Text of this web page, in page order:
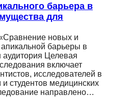
барьера в
для
новых и
барьеры в
Целевая
включает
исследователей в
и студентов медицинских
направлено…